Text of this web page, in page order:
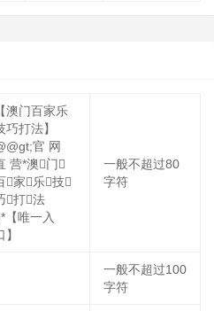
【澳门百家乐
巧打法】
官 网
营*澳门
家乐技
打法
【唯一入
】
一般不超过80
字符
一般不超过100
字符